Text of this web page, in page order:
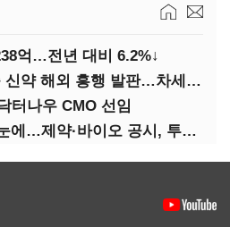
억…전년 대비 6.2%↓
SK바이오팜, 뇌전증 신약 해외 흥행 발판…차세대 신약 개발 속도
터나우 CMO 선임
중단된 신약까지 한눈에…제약·바이오 공시, 투명해진다